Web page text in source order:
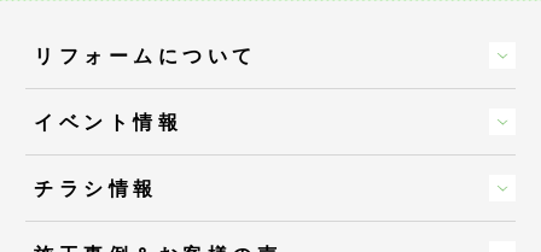
リフォームについて
イベント情報
チラシ情報